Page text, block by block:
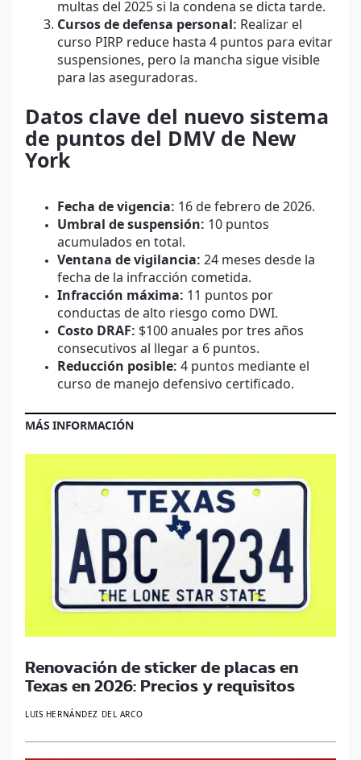
multas del 2025 si la condena se dicta tarde.
Cursos de defensa personal: Realizar el
curso PIRP reduce hasta 4 puntos para evitar
suspensiones, pero la mancha sigue visible
para las aseguradoras.
Datos clave del nuevo sistema
de puntos del DMV de New
York
Fecha de vigencia: 16 de febrero de 2026.
Umbral de suspensión: 10 puntos
acumulados en total.
Ventana de vigilancia: 24 meses desde la
fecha de la infracción cometida.
Infracción máxima: 11 puntos por
conductas de alto riesgo como DWI.
Costo DRAF: $100 anuales por tres años
consecutivos al llegar a 6 puntos.
Reducción posible: 4 puntos mediante el
curso de manejo defensivo certificado.
MÁS INFORMACIÓN
Renovación de sticker de placas en
Texas en 2026: Precios y requisitos
LUIS HERNÁNDEZ DEL ARCO